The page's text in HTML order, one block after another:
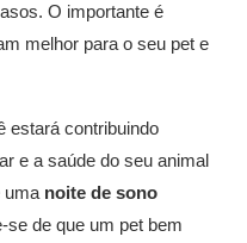
O importante é
melhor para o seu pet e
estará contribuindo
e a saúde do seu animal
uma noite de sono
se de que um pet bem